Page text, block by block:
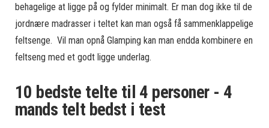
behagelige at ligge på og fylder minimalt. Er man dog ikke til de
jordnære madrasser i teltet kan man også få sammenklappelige
feltsenge. Vil man opnå Glamping kan man endda kombinere en
feltseng med et godt ligge underlag.
10 bedste telte til 4 personer - 4
mands telt bedst i test